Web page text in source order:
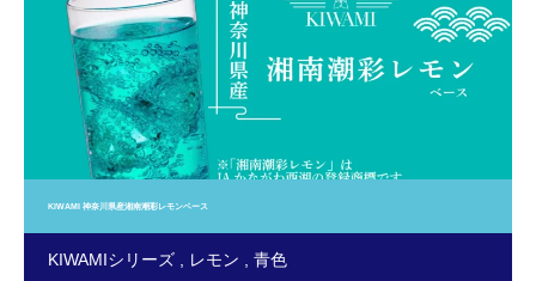
KIWAMI 神奈川県産湘南潮彩レモンベース
KIWAMIシリーズ レモン 青色